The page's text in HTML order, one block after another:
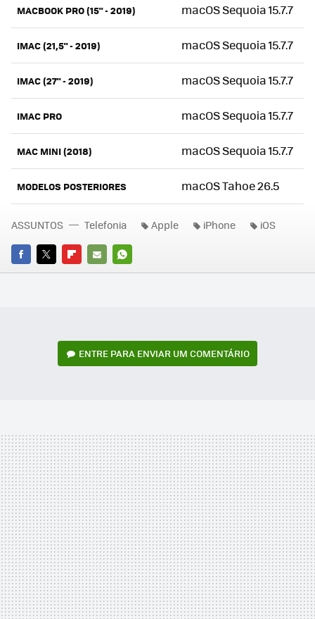
MACBOOK PRO (15" - 2019) macOS Sequoia 15.7.7
IMAC (21,5" - 2019) macOS Sequoia 15.7.7
IMAC (27" - 2019) macOS Sequoia 15.7.7
IMAC PRO macOS Sequoia 15.7.7
MAC MINI (2018) macOS Sequoia 15.7.7
MODELOS POSTERIORES macOS Tahoe 26.5
FACEBOOK
TWITTERFLIPBOARD
E-
WHATSAPP
ASSUNTOS Telefonia Apple iPhone iOS
ENTRE PARA ENVIAR UM COMENTÁRIO